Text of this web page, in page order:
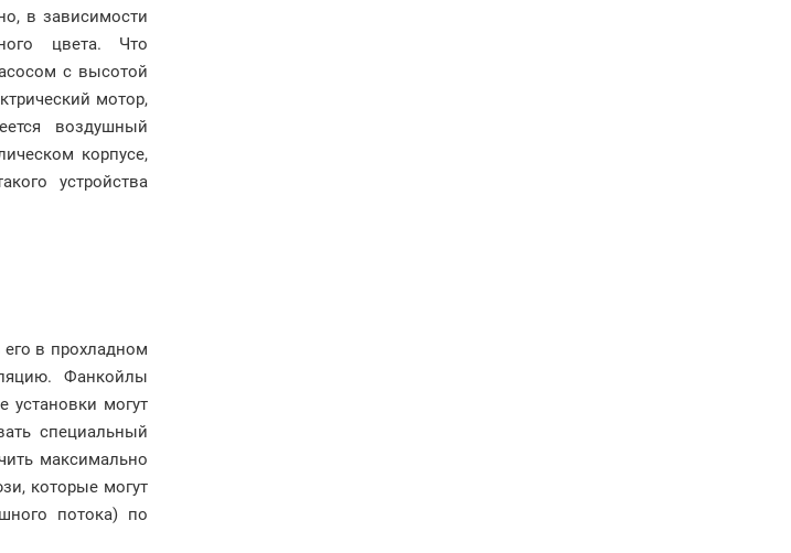
в зависимости
цвета. Что
с высотой
мотор,
воздушный
корпусе,
устройства
его в прохладном
Фанкойлы
установки могут
специальный
максимально
которые могут
потока) по